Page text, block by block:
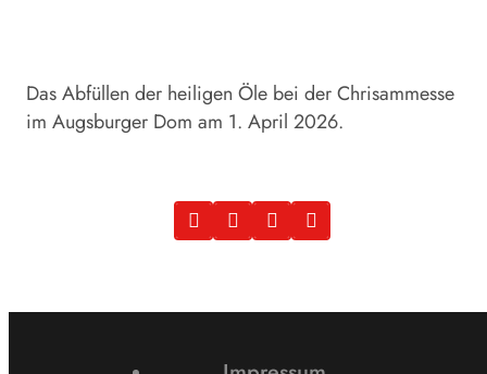
Das Abfüllen der heiligen Öle bei der Chrisammesse
im Augsburger Dom am 1. April 2026.